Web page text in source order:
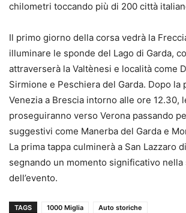
chilometri toccando più di 200 città
Il primo giorno della corsa vedrà la
illuminare le sponde del Lago di Garda,
attraverserà la Valtènesi e località come
Sirmione e Peschiera del Garda. Dopo la
Venezia a Brescia intorno alle ore 12.30,
proseguiranno verso Verona passando
suggestivi come Manerba del Garda e
La prima tappa culminerà a San Lazzaro
segnando un momento significativo nella
dell’evento.
TAGS 1000 Miglia Auto storiche